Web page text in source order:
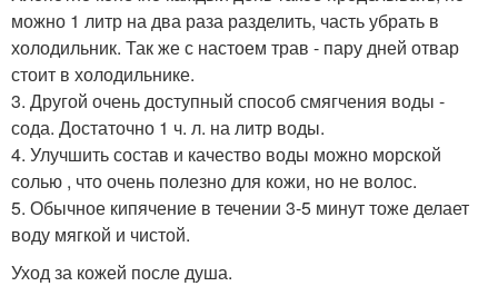
можно 1 литр на два раза разделить, часть убрать в
холодильник. Так же с настоем трав - пару дней отвар
стоит в холодильнике.
3. Другой очень доступный способ смягчения воды -
сода. Достаточно 1 ч. л. на литр воды.
4. Улучшить состав и качество воды можно морской
солью , что очень полезно для кожи, но не волос.
5. Обычное кипячение в течении 3-5 минут тоже делает
воду мягкой и чистой.
Уход за кожей после душа.